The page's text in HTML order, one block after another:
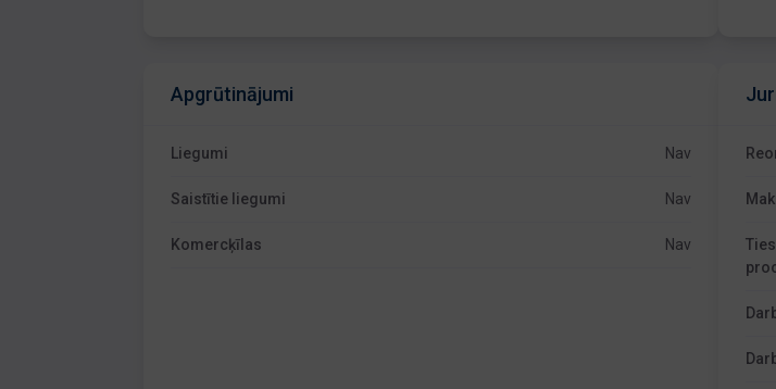
Apgrūtinājumi
Liegumi Nav
Saistītie liegumi Nav
Komercķīlas Nav